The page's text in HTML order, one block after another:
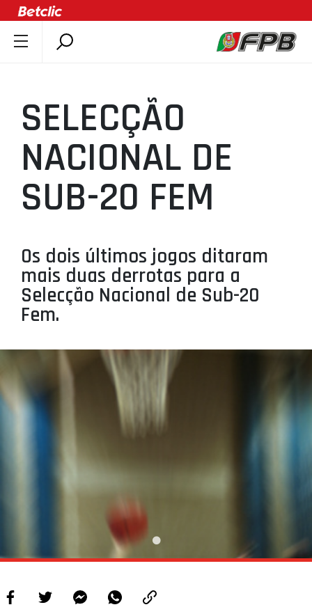
ÚLTIMAS
COMPETIÇÕES
ASSOCIAÇÕES
CLUBES
AGENTES
SELEÇÕES
MINIBASQUETE
ÁREA TÉCNICA
LIGA BETCLIC MASCULINA
LIGA BETCLIC FEMININA
SELECÇÃO
NACIONAL DE
SUB-20 FEM
Os dois últimos jogos ditaram
mais duas derrotas para a
Selecção Nacional de Sub-20
Fem.